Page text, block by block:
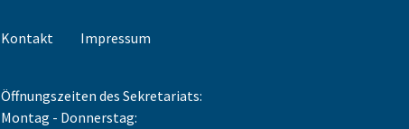
Kontakt Impressum
Öffnungszeiten des Sekretariats:
Montag - Donnerstag: